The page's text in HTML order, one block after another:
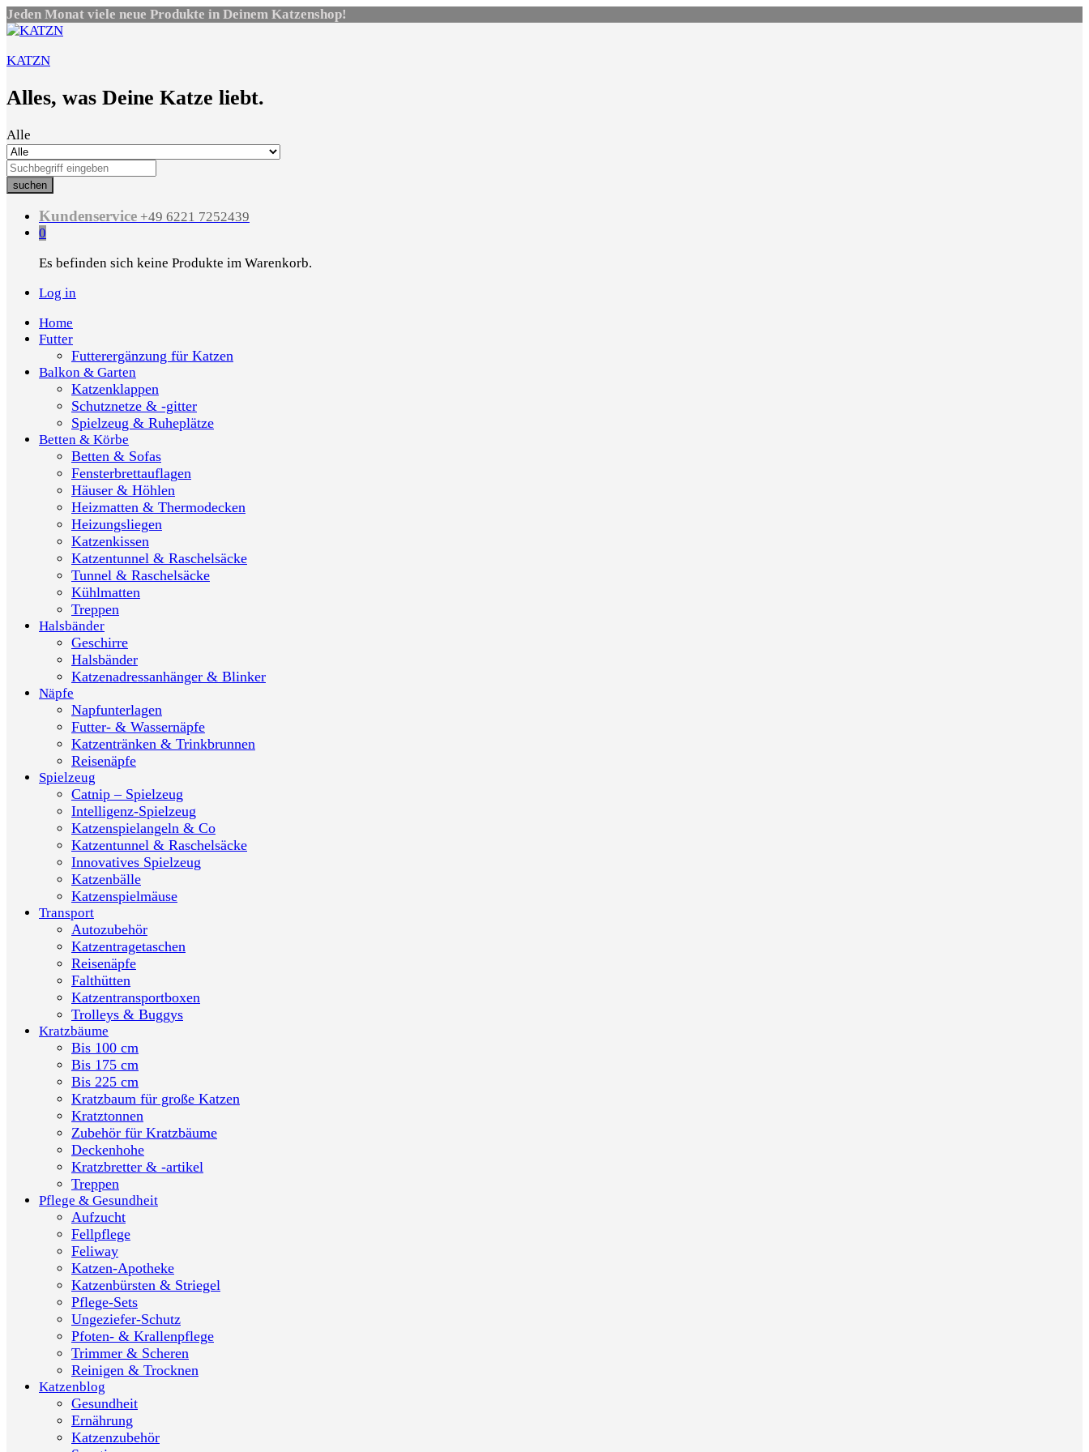
Jeden Monat viele neue Produkte in Deinem Katzenshop!
KATZN
Alles, was Deine Katze liebt.
Alle
suchen
Kundenservice +49 6221 7252439
0
Es befinden sich keine Produkte im Warenkorb.
Log in
Home
Futter
Futterergänzung für Katzen
Balkon & Garten
Katzenklappen
Schutznetze & -gitter
Spielzeug & Ruheplätze
Betten & Körbe
Betten & Sofas
Fensterbrettauflagen
Häuser & Höhlen
Heizmatten & Thermodecken
Heizungsliegen
Katzenkissen
Katzentunnel & Raschelsäcke
Tunnel & Raschelsäcke
Kühlmatten
Treppen
Halsbänder
Geschirre
Halsbänder
Katzenadressanhänger & Blinker
Näpfe
Napfunterlagen
Futter- & Wassernäpfe
Katzentränken & Trinkbrunnen
Reisenäpfe
Spielzeug
Catnip – Spielzeug
Intelligenz-Spielzeug
Katzenspielangeln & Co
Katzentunnel & Raschelsäcke
Innovatives Spielzeug
Katzenbälle
Katzenspielmäuse
Transport
Autozubehör
Katzentragetaschen
Reisenäpfe
Falthütten
Katzentransportboxen
Trolleys & Buggys
Kratzbäume
Bis 100 cm
Bis 175 cm
Bis 225 cm
Kratzbaum für große Katzen
Kratztonnen
Zubehör für Kratzbäume
Deckenhohe
Kratzbretter & -artikel
Treppen
Pflege & Gesundheit
Aufzucht
Fellpflege
Feliway
Katzen-Apotheke
Katzenbürsten & Striegel
Pflege-Sets
Ungeziefer-Schutz
Pfoten- & Krallenpflege
Trimmer & Scheren
Reinigen & Trocknen
Katzenblog
Gesundheit
Ernährung
Katzenzubehör